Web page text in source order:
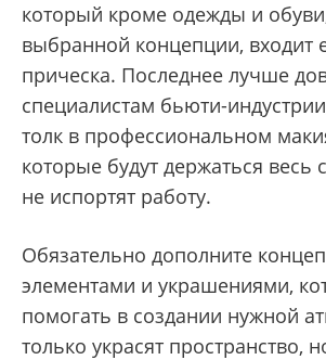
который кроме одежды и
выбранной концепции, входит
прическа. Последнее лучше
специалистам бьюти-
толк в профессиональном
которые будут держаться
не испортят работу.
Обязательно дополните
элементами и украшениями,
помогать в создании нужной
только украсят пространство,